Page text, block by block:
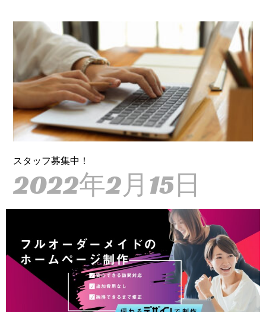
スタッフ募集中！
2022年2月15日